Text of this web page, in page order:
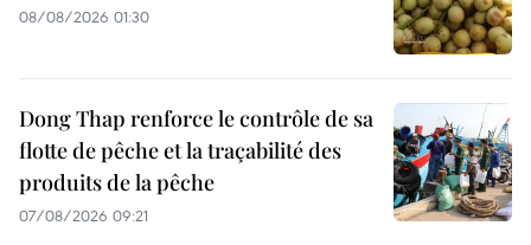
08/08/2026 01:30
Dong Thap renforce le contrôle de sa
flotte de pêche et la traçabilité des
produits de la pêche
07/08/2026 09:21